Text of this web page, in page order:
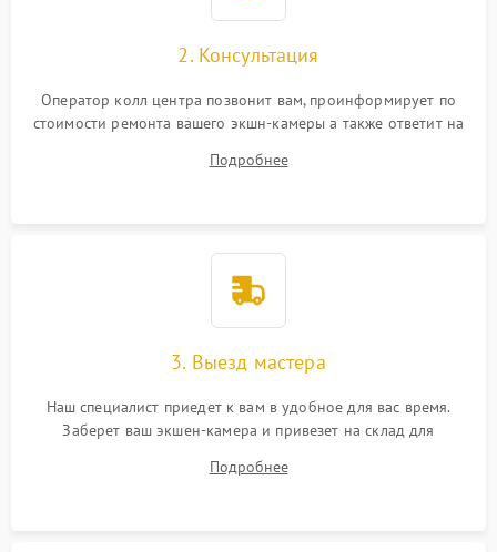
2. Консультация
Оператор колл центра позвонит вам, проинформирует по
стоимости ремонта вашего экшн-камеры а также ответит на
Подробнее
3. Выезд мастера
Наш специалист приедет к вам в удобное для вас время.
Заберет ваш экшен-камера и привезет на склад для
Подробнее